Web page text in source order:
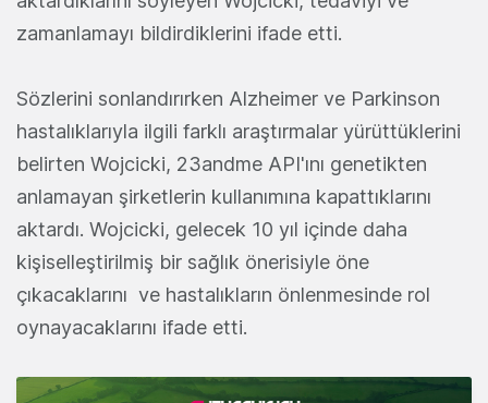
zamanlamayı bildirdiklerini ifade etti.
Sözlerini sonlandırırken Alzheimer ve Parkinson
hastalıklarıyla ilgili farklı araştırmalar yürüttüklerini
belirten Wojcicki, 23andme API'ını genetikten
anlamayan şirketlerin kullanımına kapattıklarını
aktardı. Wojcicki, gelecek 10 yıl içinde daha
kişiselleştirilmiş bir sağlık önerisiyle öne
çıkacaklarını ve hastalıkların önlenmesinde rol
oynayacaklarını ifade etti.